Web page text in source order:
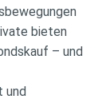
bieten
– und
und